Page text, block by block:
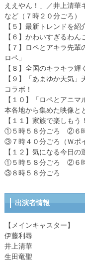
ええやん！」／井上清華
など（７時２０分ごろ）
【５】最新トレンドを紹
【６】かわいすぎるわん
【７】ロペとアキラ先
ロペ」
【８】全国のキラキラ輝
【９】「あまゆか天気
コラボ！
【１０】「ロペとアニ
本各地から集めた映像と
【１１】家族で楽しもう
①５時５８分ごろ ②６
③７時４０分ごろ（Ｗポ
【１２】気になる今日の
①５時５８分ごろ ②６
③８時５８分ごろ
出演者情報
【メインキャスター】
伊藤利尋
井上清華
生田竜聖